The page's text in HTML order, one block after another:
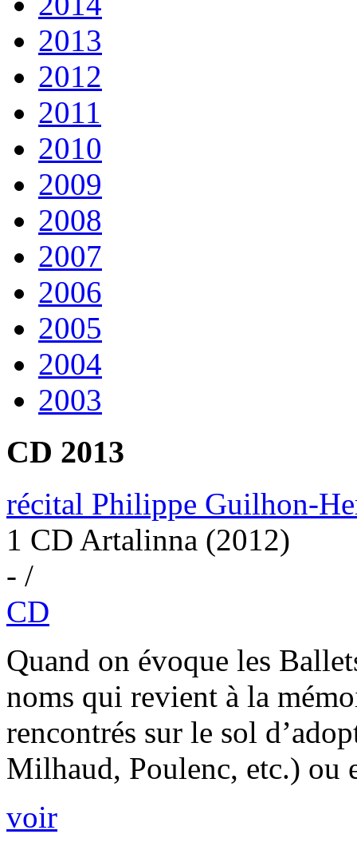
2013
2012
2011
2010
2009
2008
2007
2006
2005
2004
2003
CD 2013
récital Philippe Guilhon-
1 CD Artalinna (2012)
- /
CD
Quand on évoque les
noms qui revient à la
rencontrés sur le sol
Milhaud, Poulenc, etc.) ou
voir